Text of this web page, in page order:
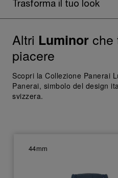
Trasforma il tuo look
Altri Luminorche
piacere
Scopri la Collezione Panerai
Panerai, simbolo del design
svizzera.
44mm